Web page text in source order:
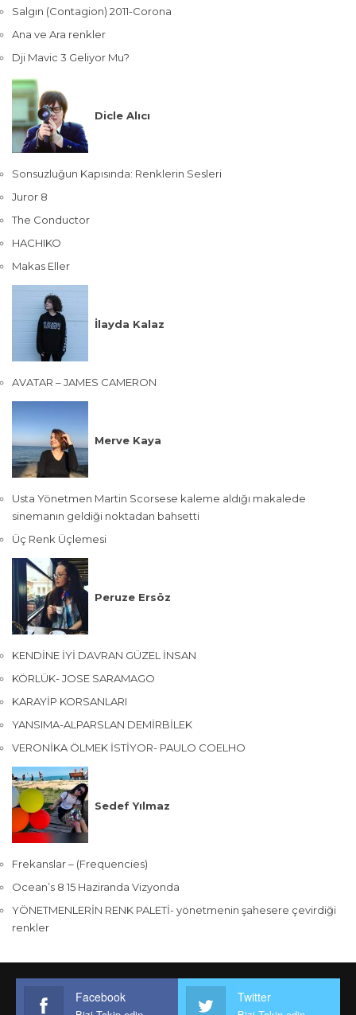
Salgın (Contagion) 2011-Corona
Ana ve Ara renkler
Dji Mavic 3 Geliyor Mu?
Dicle Alıcı
Sonsuzluğun Kapısında: Renklerin Sesleri
Juror 8
The Conductor
HACHIKO
Makas Eller
İlayda Kalaz
AVATAR – JAMES CAMERON
Merve Kaya
Usta Yönetmen Martin Scorsese kaleme aldığı makalede
sinemanın geldiği noktadan bahsetti
Üç Renk Üçlemesi
Peruze Ersöz
KENDİNE İYİ DAVRAN GÜZEL İNSAN
KÖRLÜK- JOSE SARAMAGO
KARAYİP KORSANLARI
YANSIMA-ALPARSLAN DEMİRBİLEK
VERONİKA ÖLMEK İSTİYOR- PAULO COELHO
Sedef Yılmaz
Frekanslar – (Frequencies)
Ocean’s 8 15 Haziranda Vizyonda
YÖNETMENLERİN RENK PALETİ- yönetmenin şahesere çevirdiği
renkler
Facebook Twitter